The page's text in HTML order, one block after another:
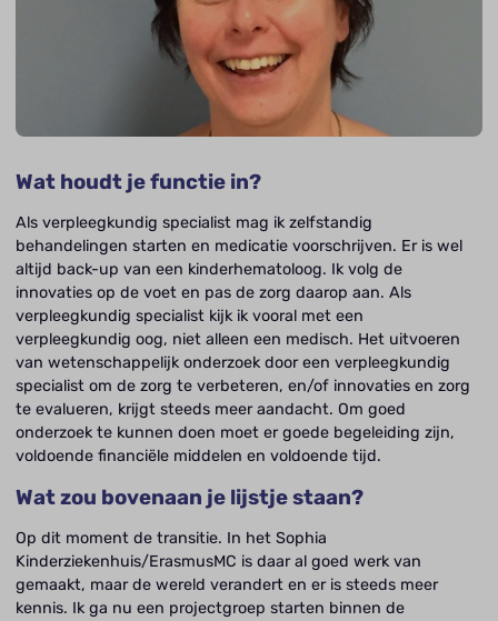
Wat houdt je functie in?
Als verpleegkundig specialist mag ik zelfstandig
behandelingen starten en medicatie voorschrijven. Er is wel
altijd back-up van een kinderhematoloog. Ik volg de
innovaties op de voet en pas de zorg daarop aan. Als
verpleegkundig specialist kijk ik vooral met een
verpleegkundig oog, niet alleen een medisch. Het uitvoeren
van wetenschappelijk onderzoek door een verpleegkundig
specialist om de zorg te verbeteren, en/of innovaties en zorg
te evalueren, krijgt steeds meer aandacht. Om goed
onderzoek te kunnen doen moet er goede begeleiding zijn,
voldoende financiële middelen en voldoende tijd.
Wat zou bovenaan je lijstje staan?
Op dit moment de transitie. In het Sophia
Kinderziekenhuis/ErasmusMC is daar al goed werk van
gemaakt, maar de wereld verandert en er is steeds meer
kennis. Ik ga nu een projectgroep starten binnen de